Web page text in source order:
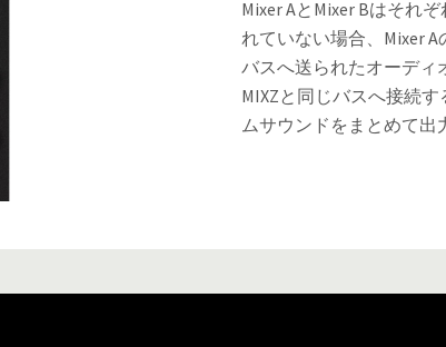
Mixer AとMixer Bはそれ
れていない場合、Mixer
バスへ送られたオーディ
MIXZと同じバスへ接続
ムサウンドをまとめて出